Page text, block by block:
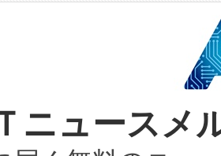
Enzeneのバイオ
製品について、自
可能性もあります
～4億ドルかか
担軽減という課題
迅速にし、ピーク
利用可能な電力容
う貢献します。こ
を切り替えるこ
枝などの細かな対
スポットにより、
も豊かなディテー
ニュース